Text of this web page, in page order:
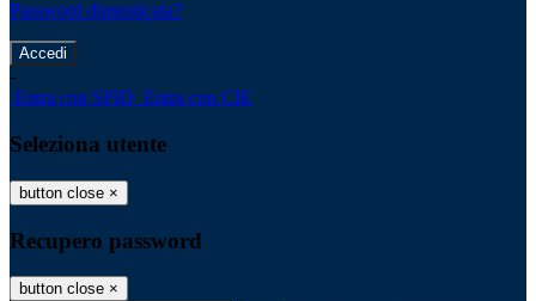
Password dimenticata?
-
Entra con SPID Entra con CIE
Seleziona utente
button close ×
Recupero password
button close ×